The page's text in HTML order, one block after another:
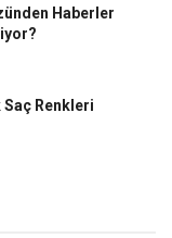
Haberler
Renkleri